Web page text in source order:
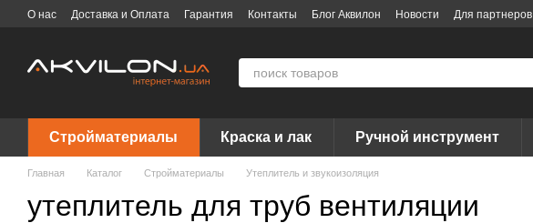
Перейти к основному контенту
О нас Доставка и Оплата Гарантия Контакты Блог Аквилон Новости Для партнеров
Стройматериалы Краска и лак Ручной инструмент
Главная Каталог Стройматериалы Утеплитель и звукоизоляция
утеплитель для труб вентиляции